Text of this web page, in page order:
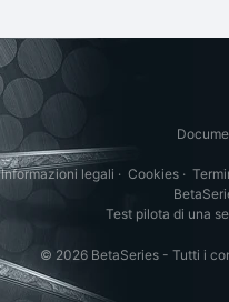
Informazioni legali · Cookies ·
Test pilota di una
© 2026 BetaSeries - Tutti i